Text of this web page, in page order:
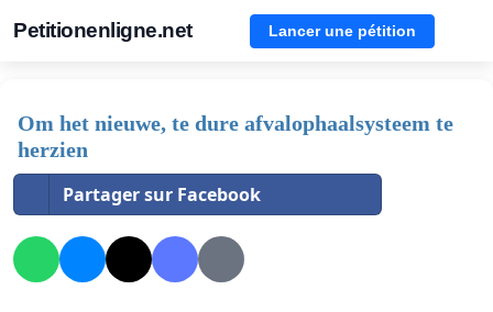
Petitionenligne.net Lancer une pétition
Om het nieuwe, te dure afvalophaalsysteem te
herzien
Partager sur Facebook